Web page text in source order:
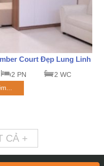
Court Đẹp Lung Linh
2 PN 2 WC
CẢ +